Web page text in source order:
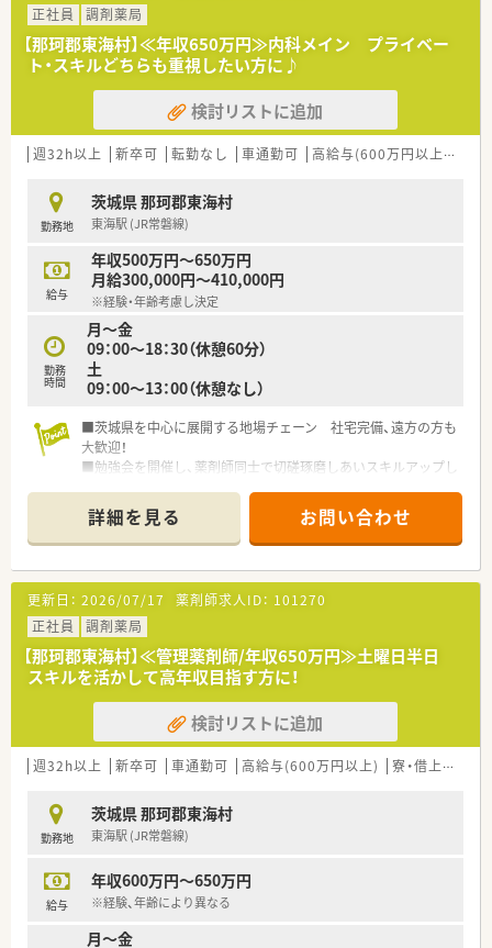
正社員
調剤薬局
【那珂郡東海村】≪年収650万円≫内科メイン プライベー
ト・スキルどちらも重視したい方に♪
検討リストに追加
週32h以上 新卒可 転勤なし 車通勤可 高給与(600万円以上)
勤務地
茨城県 那珂郡東海村
東海駅 (JR常磐線)
給与
年収500万円～650万円
月給300,000円～410,000円
※経験・年齢考慮し決定
勤務
時間
月～金
09：00～18：30（休憩60分）
土
09：00～13：00（休憩なし）
■茨城県を中心に展開する地場チェーン 社宅完備、遠方の方も
大歓迎！
■勉強会を開催し、薬剤師同士で切磋琢磨しあいスキルアップし
礎から学べます。家庭的な環境のなかで経験豊かなスタッフが
親身になって指導します。
■医師、訪問看護師、施設スタッフやケアマネージャーと連携
し、患者さまのご自宅や各種高齢者施設を訪問、お薬をお届け
し、薬剤管理、お薬に関するご説明やご相談に応じています
詳細を見る お問い合わせ
更新日： 2026/07/17 薬剤師求人ID： 101270
正社員
調剤薬局
【那珂郡東海村】≪管理薬剤師/年収650万円≫土曜日半日
スキルを活かして高年収目指す方に！
検討リストに追加
週32h以上 新卒可 車通勤可 高給与(600万円以上) 寮・借上社宅あり
勤務地
茨城県 那珂郡東海村
東海駅 (JR常磐線)
給与
年収600万円～650万円
※経験、年齢により異なる
月～金